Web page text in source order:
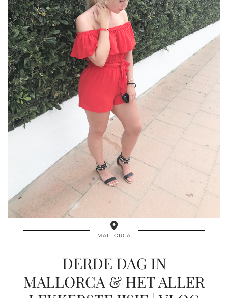
MALLORCA
DERDE DAG IN
MALLORCA & HET ALLER